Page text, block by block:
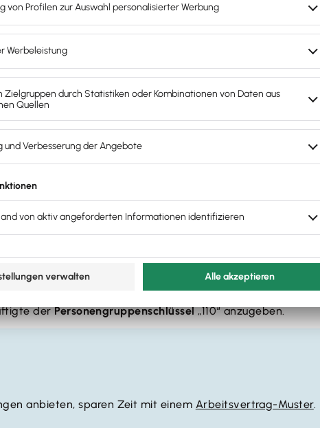
Der Arbeitsvertrag für eine kurzfristige Beschäftigung
müssenVergütung, Tätigkeit,Arbeitszeit, Urlaubs- und
geregelt sein. Zusätzliche Vereinbarungen,
der Minijob -Zentrale an und nach Beendigung wieder ab.
. DEÜV bedeutet Datenerfassungs- und
Beschäftigte. Auch Jahresmeldungen und sonstige
als
„000“ anzugeben. Der
derArt der Beschäftigungsowie derDauer des
Fehler oder Nachzahlungen zu vermeiden.
derPersonengruppenschlüssel„110“ anzugeben.
anbieten, sparen Zeit mit einem Arbeitsvertrag-Muster.